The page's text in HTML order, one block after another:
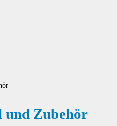
und Zubehör